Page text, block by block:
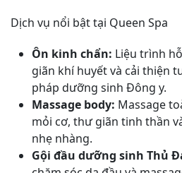
Dịch vụ nổi bật tại Queen Spa
Ôn kinh chẩn: Liệu trình
giãn khí huyết và cải thiện
pháp dưỡng sinh Đông y.
Massage body: Massage
mỏi cơ, thư giãn tinh thần
nhẹ nhàng.
Gội đầu dưỡng sinh Thủ